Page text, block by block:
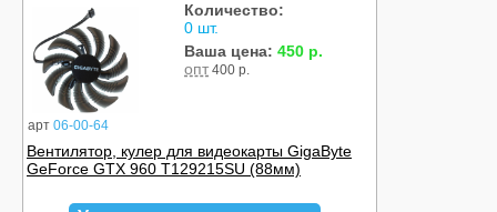
арт 06-00-64
Количество:
0 шт.
Ваша цена: 450 р.
опт 400 р.
Вентилятор, кулер для видеокарты GigaByte
GeForce GTX 960 T129215SU (88мм)